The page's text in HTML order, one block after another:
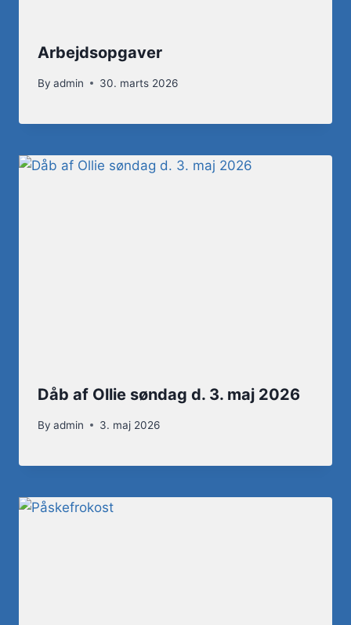
Arbejdsopgaver
By admin 30. marts 2026
Dåb af Ollie søndag d. 3. maj 2026
By admin 3. maj 2026